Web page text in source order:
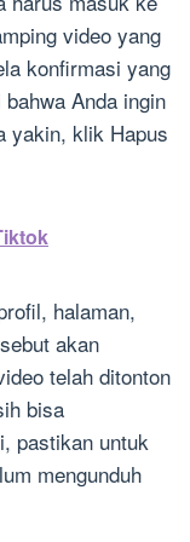
video yang
konfirmasi yang
Anda ingin
yakin, klik Hapus
halaman,
akan
telah ditonton
bisa
pastikan untuk
mengunduh